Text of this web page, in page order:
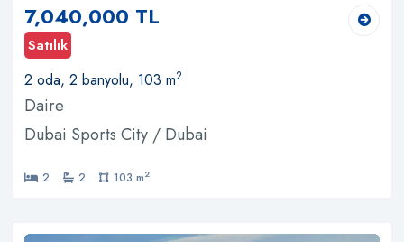
7,040,000 TL
Satılık
2 oda, 2 banyolu, 103 m2
Daire
Dubai Sports City / Dubai
2 2 103 m2